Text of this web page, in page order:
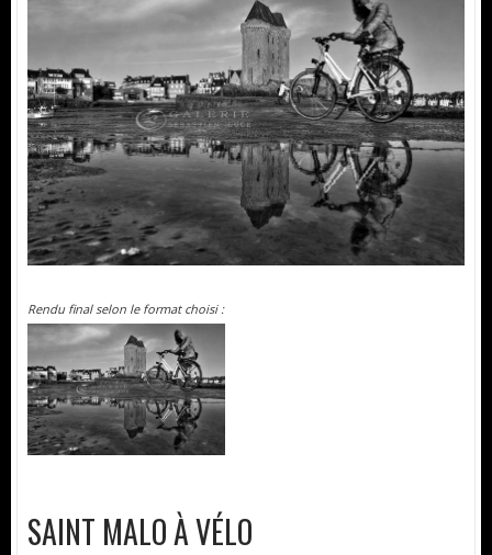
Rendu final selon le format choisi :
SAINT MALO À VÉLO